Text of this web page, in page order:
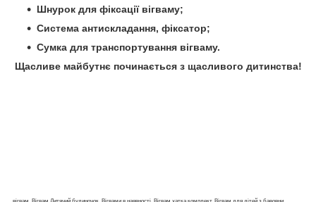
Шнурок для фіксації вігваму;
Система антискладання, фіксатор;
Сумка для транспортування вігваму.
Щасливе майбутнє починається з щасливого дитинства!
вігвам, Вігвам Дитячий будиночок, Вігвами в наявності, Вігвам хатка комплект, Вігвам для дітей з бавовни,